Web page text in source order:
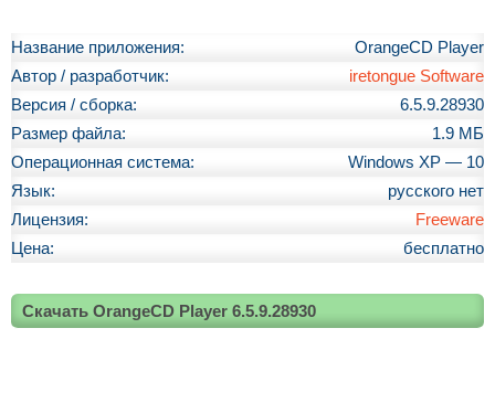
Название приложения:
OrangeCD Player
Автор / разработчик:
iretongue Software
Версия / сборка:
6.5.9.28930
Размер файла:
1.9 МБ
Операционная система:
Windows XP — 10
Язык:
русского нет
Лицензия:
Freeware
Цена:
бесплатно
Скачать OrangeCD Player 6.5.9.28930